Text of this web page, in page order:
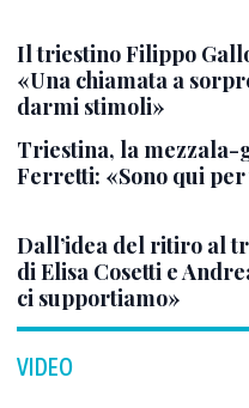
Il triestino Filippo
«Una chiamata a
darmi stimoli»
Triestina, la mezzala-
Ferretti: «Sono qui
Dall’idea del ritiro al
di Elisa Cosetti e
ci supportiamo»
VIDEO